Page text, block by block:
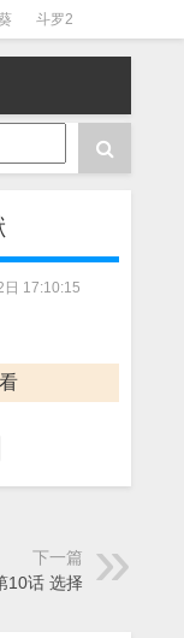
斗罗2
节目清单
17:10:15
下一篇
10话 选择